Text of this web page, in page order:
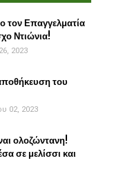
τον Επαγγελματία
Ντιώνια!
2023
του
02, 2023
ολοζώντανη!
σε μελίσσι και